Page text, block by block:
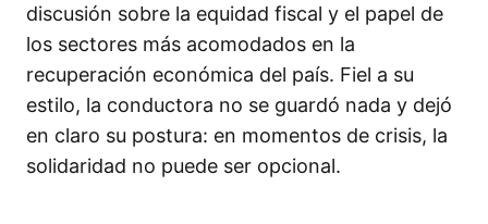
discusión sobre la equidad fiscal y el papel de
los sectores más acomodados en la
recuperación económica del país. Fiel a su
estilo, la conductora no se guardó nada y dejó
en claro su postura: en momentos de crisis, la
solidaridad no puede ser opcional.